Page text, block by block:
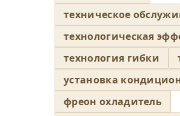
техническое
технологическая
технология гибки
установка
фреон охладитель